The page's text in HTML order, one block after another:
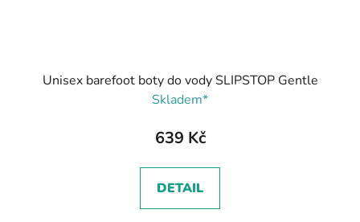
Unisex barefoot boty do vody SLIPSTOP Gentle
Skladem*
639 Kč
DETAIL